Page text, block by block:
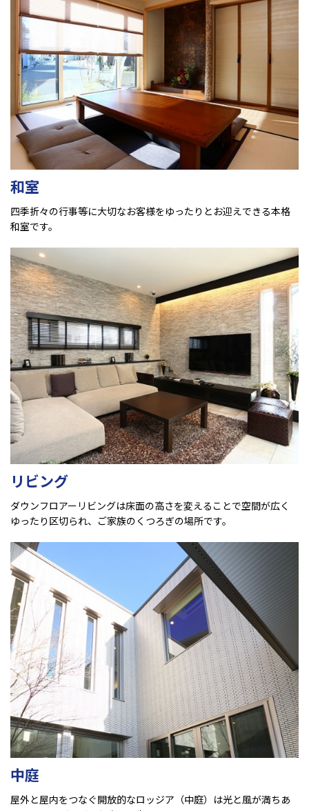
和室
四季折々の行事等に大切なお客様をゆったりとお迎えできる本格
和室です。
リビング
ダウンフロアーリビングは床面の高さを変えることで空間が広く
ゆったり区切られ、ご家族のくつろぎの場所です。
中庭
屋外と屋内をつなぐ開放的なロッジア（中庭）は光と風が満ちあ